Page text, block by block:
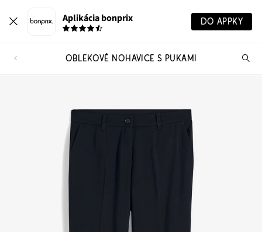
Aplikácia bonprix DO APPKY
OBLEKOVÉ NOHAVICE S PUKAMI